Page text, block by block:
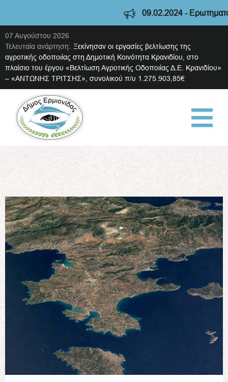
09.02.2024 -
07 Αυγούστου 2026
Τελευταία ανάρτηση: Ξεκίνησαν οι εργασίες βελτίωσης της
αγροτικής οδοποιίας στη Δημοτική Κοινότητα Κρανιδίου, στο
πλαίσιο του έργου «Βελτίωση Αγροτικής Οδοποιίας Δ.Ε. Κρανιδίου»
– «ΑΝΤΩΝΗΣ ΤΡΙΤΣΗΣ», συνολικού π/υ 1.275.903,85€